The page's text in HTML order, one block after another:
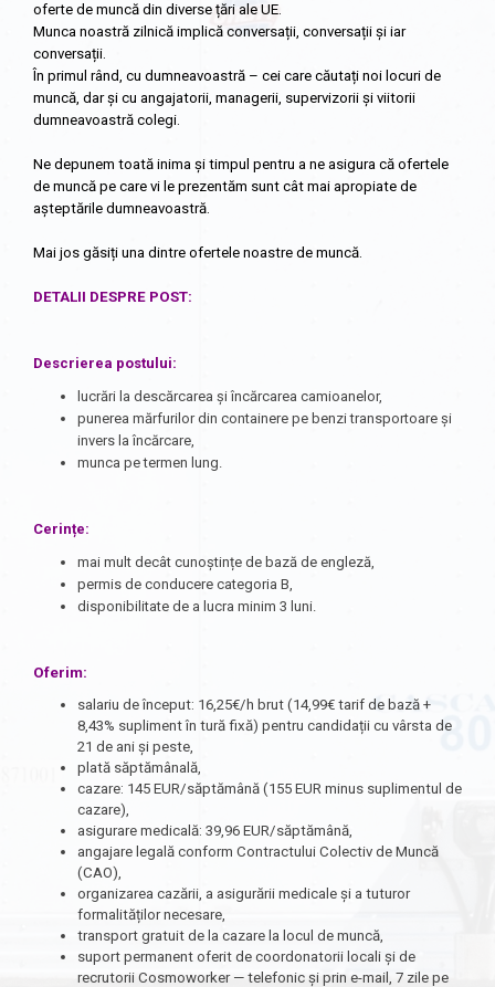
oferte de muncă din diverse țări ale UE.
Munca noastră zilnică implică conversații, conversații și iar
conversații.
În primul rând, cu dumneavoastră – cei care căutați noi locuri de
muncă, dar și cu angajatorii, managerii, supervizorii și viitorii
dumneavoastră colegi.
Ne depunem toată inima și timpul pentru a ne asigura că ofertele
de muncă pe care vi le prezentăm sunt cât mai apropiate de
așteptările dumneavoastră.
Mai jos găsiți una dintre ofertele noastre de muncă.
DETALII DESPRE POST:
Descrierea postului:
lucrări la descărcarea și încărcarea camioanelor,
punerea mărfurilor din containere pe benzi transportoare și
invers la încărcare,
munca pe termen lung.
Cerințe:
mai mult decât cunoștințe de bază de engleză,
permis de conducere categoria B,
disponibilitate de a lucra minim 3 luni.
Oferim:
salariu de început: 16,25€/h brut (14,99€ tarif de bază +
8,43% supliment în tură fixă) pentru candidații cu vârsta de
21 de ani și peste,
plată săptămânală,
cazare: 145 EUR/săptămână (155 EUR minus suplimentul de
cazare),
asigurare medicală: 39,96 EUR/săptămână,
angajare legală conform Contractului Colectiv de Muncă
(CAO),
organizarea cazării, a asigurării medicale și a tuturor
formalităților necesare,
transport gratuit de la cazare la locul de muncă,
suport permanent oferit de coordonatorii locali și de
recrutorii Cosmoworker — telefonic și prin e-mail, 7 zile pe